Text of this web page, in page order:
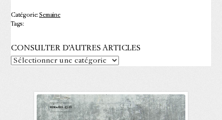
Catégorie: Semaine
Tags:
CONSULTER D’AUTRES ARTICLES